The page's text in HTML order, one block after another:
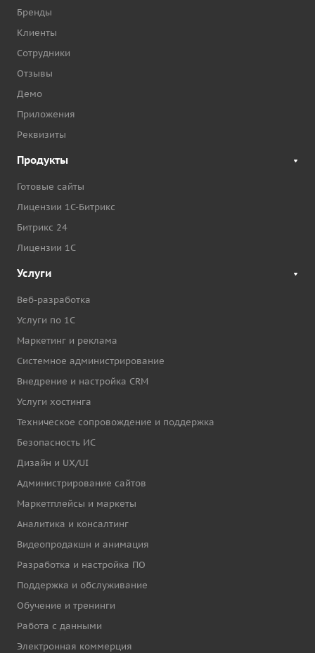
Бренды
Клиенты
Сотрудники
Отзывы
Демо
Приложения
Реквизиты
Продукты
Готовые сайты
Лицензии 1С-Битрикс
Битрикс 24
Лицензии 1С
Услуги
Веб-разработка
Услуги по 1С
Маркетинг и реклама
Системное администрирование
Внедрение и настройка CRM
Услуги хостинга
Техническое сопровождение и поддержка
Безопасность ИС
Дизайн и UX/UI
Администрирование сайтов
Маркетплейсы и маркеты
Аналитика и консалтинг
Видеопродакшн и анимация
Разработка и настройка ПО
Поддержка и обслуживание
Обучение и тренинги
Работа с данными
Электронная коммерция